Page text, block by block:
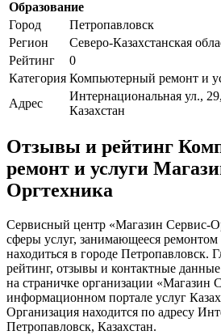
Образование
Город
Петропавловск
Регион
Северо-Казахстанская
Рейтинг
0
Категория Компьютерный ремонт и
Адрес
Интернациональная ул.,
Казахстан
Отзывы и рейтинг
ремонт и услуги
Оргтехника
Сервисный центр «Магазин Сервис-
сферы услуг, занимающееся
находиться в городе Петропавловск.
рейтинг, отзывы и контактные
на страничке организации «Магазин
информационном портале услуг
Организация находится по адресу
Петропавловск, Казахстан.